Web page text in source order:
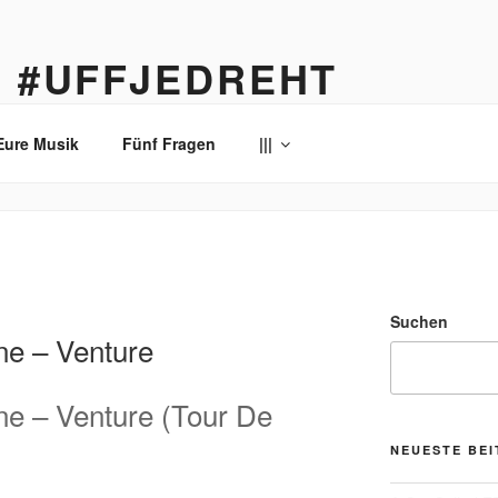
Musik Fünf Fragen |||
– Venture
– Venture (Tour De
Suchen
NEUESTE